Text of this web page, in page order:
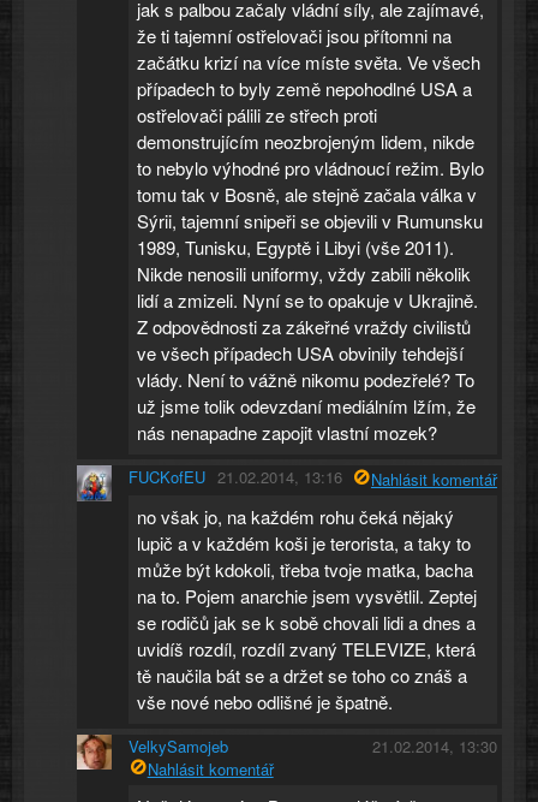
jak s palbou začaly vládní síly, ale zajímavé,
že ti tajemní ostřelovači jsou přítomni na
začátku krizí na více míste světa. Ve všech
případech to byly země nepohodlné USA a
ostřelovači pálili ze střech proti
demonstrujícím neozbrojeným lidem, nikde
to nebylo výhodné pro vládnoucí režim. Bylo
tomu tak v Bosně, ale stejně začala válka v
Sýrii, tajemní snipeři se objevili v Rumunsku
1989, Tunisku, Egyptě i Libyi (vše 2011).
Nikde nenosili uniformy, vždy zabili několik
lidí a zmizeli. Nyní se to opakuje v Ukrajině.
Z odpovědnosti za zákeřné vraždy civilistů
ve všech případech USA obvinily tehdejší
vlády. Není to vážně nikomu podezřelé? To
už jsme tolik odevzdaní mediálním lžím, že
nás nenapadne zapojit vlastní mozek?
FUCKofEU 21.02.2014, 13:16 Nahlásit komentář
no však jo, na každém rohu čeká nějaký
lupič a v každém koši je terorista, a taky to
může být kdokoli, třeba tvoje matka, bacha
na to. Pojem anarchie jsem vysvětlil. Zeptej
se rodičů jak se k sobě chovali lidi a dnes a
uvidíš rozdíl, rozdíl zvaný TELEVIZE, která
tě naučila bát se a držet se toho co znáš a
vše nové nebo odlišné je špatně.
VelkySamojeb
21.02.2014, 13:30
Nahlásit komentář